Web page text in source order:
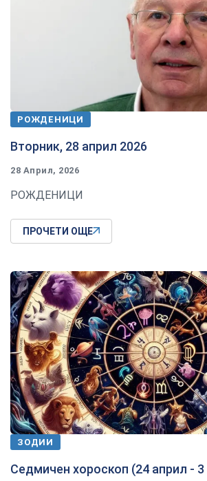
РОЖДЕНИЦИ
Вторник, 28 април 2026
28 Април, 2026
РОЖДЕНИЦИ
ПРОЧЕТИ ОЩЕ
ЗОДИИ
Седмичен хороскоп (24 април -